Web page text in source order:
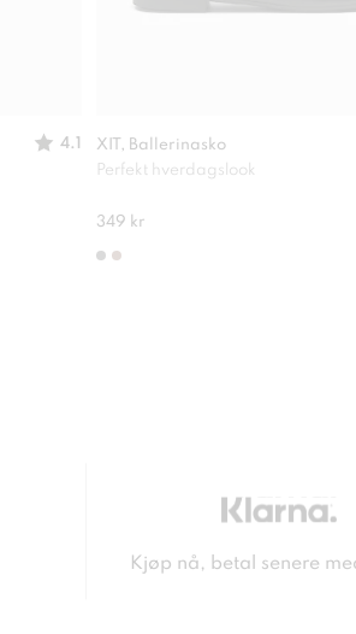
4.1
XIT, Ballerinasko
Perfekt hverdagslook
349 kr
Kjøp nå, betal senere